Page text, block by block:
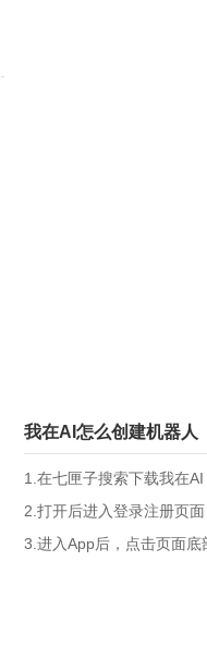
我在AI怎么创建机器人
1.在七匣子搜索下载我在
2.打开后进入登录注册页
3.进入App后，点击页面